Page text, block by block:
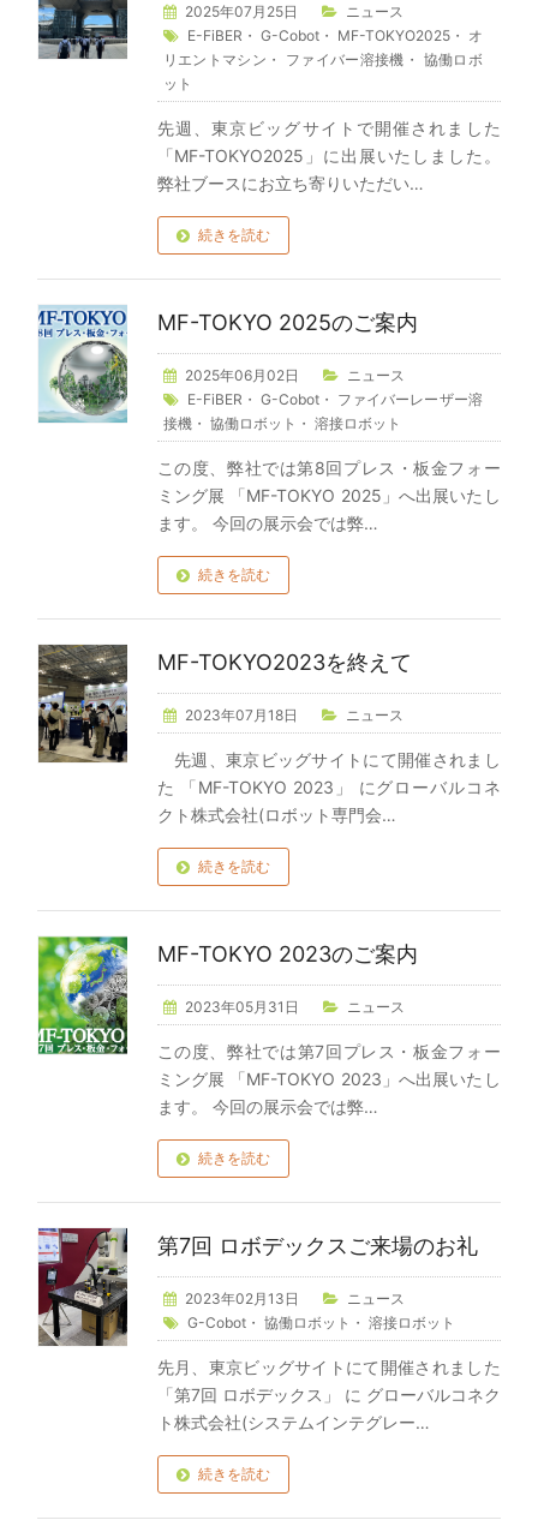
2025年07月25日
ニュース
E-FiBER ・ G-Cobot・ MF-TOKYO2025・ オ
リエントマシン ・ ファイバー溶接機 ・ 協働ロボ
ット
先週、東京ビッグサイトで開催されました
「MF-TOKYO2025」に出展いたしました。
弊社ブースにお立ち寄りいただい…
続きを読む
MF-TOKYO 2025のご案内
2025年06月02日
ニュース
E-FiBER ・ G-Cobot・ ファイバーレーザー溶
接機・ 協働ロボット ・ 溶接ロボット
この度、弊社では第8回プレス・板金フォー
ミング展 「MF-TOKYO 2025」へ出展いたし
ます。 今回の展示会では弊…
続きを読む
MF-TOKYO2023を終えて
2023年07月18日 ニュース
先週、東京ビッグサイトにて開催されまし
た 「MF-TOKYO 2023」 にグローバルコネ
クト株式会社(ロボット専門会…
続きを読む
MF-TOKYO 2023のご案内
2023年05月31日 ニュース
この度、弊社では第7回プレス・板金フォー
ミング展 「MF-TOKYO 2023」へ出展いたし
ます。 今回の展示会では弊…
続きを読む
第7回 ロボデックスご来場のお礼
2023年02月13日
ニュース
G-Cobot・ 協働ロボット ・ 溶接ロボット
先月、東京ビッグサイトにて開催されました
「第7回 ロボデックス」 に グローバルコネク
ト株式会社(システムインテグレー…
続きを読む